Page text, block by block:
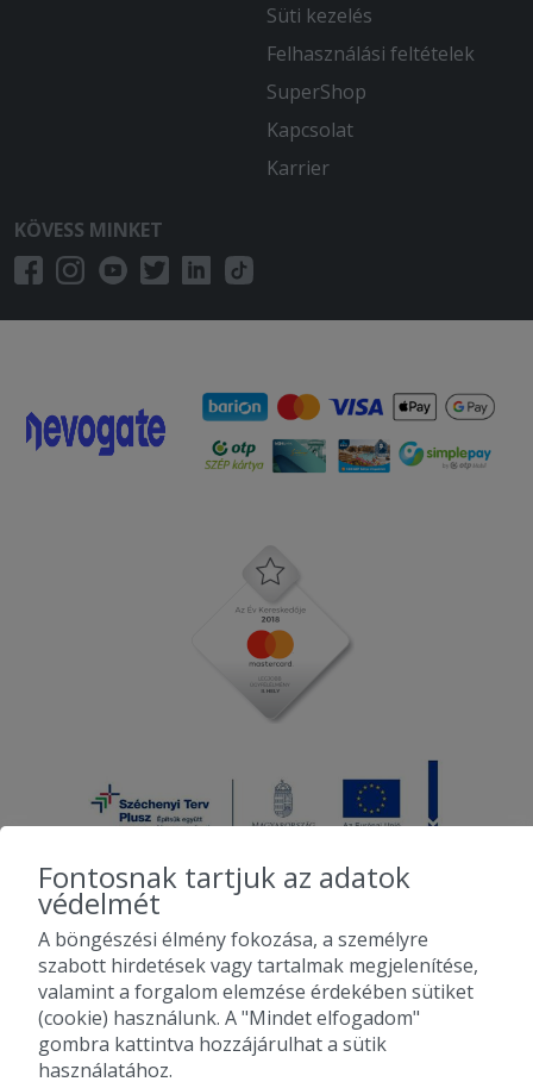
Süti kezelés
Felhasználási feltételek
SuperShop
Kapcsolat
Karrier
KÖVESS MINKET
2010-2026 Copyright - Falatozz.hu - Diston-line Kft.
Pizza, gyros, hamburger, menük kedvező áron, egy helyen az összes
étterem ajánlata.
Fontosnak tartjuk az adatok
védelmét
A böngészési élmény fokozása, a személyre
szabott hirdetések vagy tartalmak megjelenítése,
valamint a forgalom elemzése érdekében sütiket
(cookie) használunk. A "Mindet elfogadom"
gombra kattintva hozzájárulhat a sütik
használatához.